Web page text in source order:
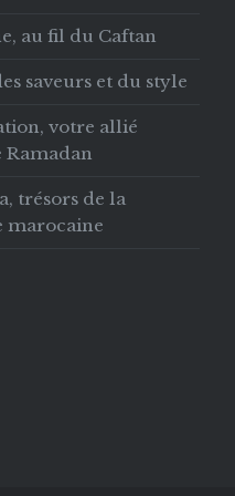
développement
au fil du Caftan
saveurs et du style
votre allié
trésors de la
marocaine